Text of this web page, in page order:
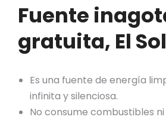
Fuente
gratuita, El Sol
Es una fuente de energía
infinita y silenciosa.
No consume combustibles